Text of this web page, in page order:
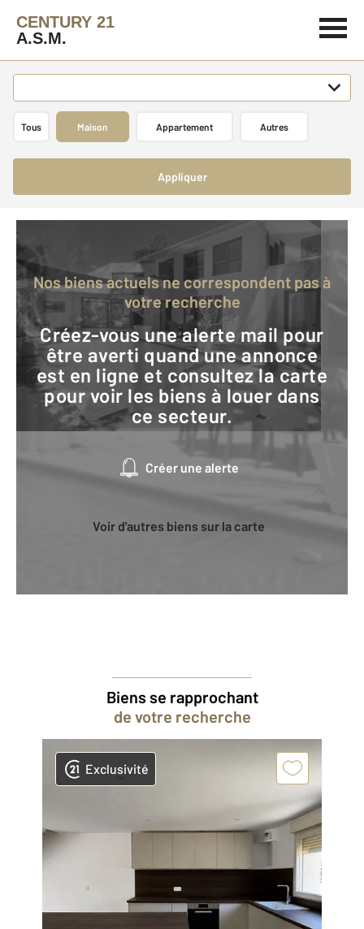
CENTURY 21
A.S.M.
Tous Maison Appartement Autres
Appliquer
Nos biens actuels ne correspondent pas à
votre recherche
Créez-vous une alerte mail pour
être averti quand une annonce
est en ligne et consultez la carte
pour voir les biens à louer dans
ce secteur.
Créer une alerte
Voir d'autres biens sur la carte
Biens se rapprochant
de votre recherche
Exclusivité